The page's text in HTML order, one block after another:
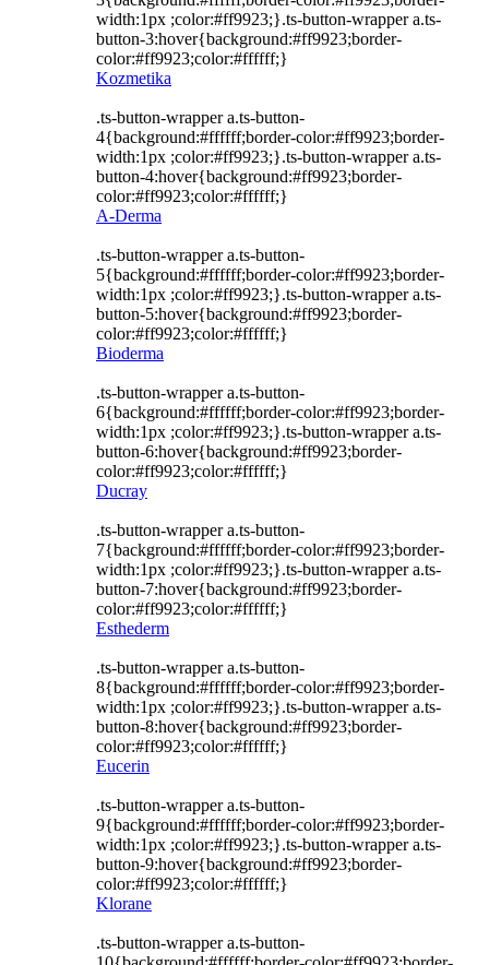
width:1px ;color:#ff9923;}.ts-button-wrapper a.ts-
button-3:hover{background:#ff9923;border-
color:#ff9923;color:#ffffff;}
Kozmetika
.ts-button-wrapper a.ts-button-
4{background:#ffffff;border-color:#ff9923;border-
width:1px ;color:#ff9923;}.ts-button-wrapper a.ts-
button-4:hover{background:#ff9923;border-
color:#ff9923;color:#ffffff;}
A-Derma
.ts-button-wrapper a.ts-button-
5{background:#ffffff;border-color:#ff9923;border-
width:1px ;color:#ff9923;}.ts-button-wrapper a.ts-
button-5:hover{background:#ff9923;border-
color:#ff9923;color:#ffffff;}
Bioderma
.ts-button-wrapper a.ts-button-
6{background:#ffffff;border-color:#ff9923;border-
width:1px ;color:#ff9923;}.ts-button-wrapper a.ts-
button-6:hover{background:#ff9923;border-
color:#ff9923;color:#ffffff;}
Ducray
.ts-button-wrapper a.ts-button-
7{background:#ffffff;border-color:#ff9923;border-
width:1px ;color:#ff9923;}.ts-button-wrapper a.ts-
button-7:hover{background:#ff9923;border-
color:#ff9923;color:#ffffff;}
Esthederm
.ts-button-wrapper a.ts-button-
8{background:#ffffff;border-color:#ff9923;border-
width:1px ;color:#ff9923;}.ts-button-wrapper a.ts-
button-8:hover{background:#ff9923;border-
color:#ff9923;color:#ffffff;}
Eucerin
.ts-button-wrapper a.ts-button-
9{background:#ffffff;border-color:#ff9923;border-
width:1px ;color:#ff9923;}.ts-button-wrapper a.ts-
button-9:hover{background:#ff9923;border-
color:#ff9923;color:#ffffff;}
Klorane
.ts-button-wrapper a.ts-button-